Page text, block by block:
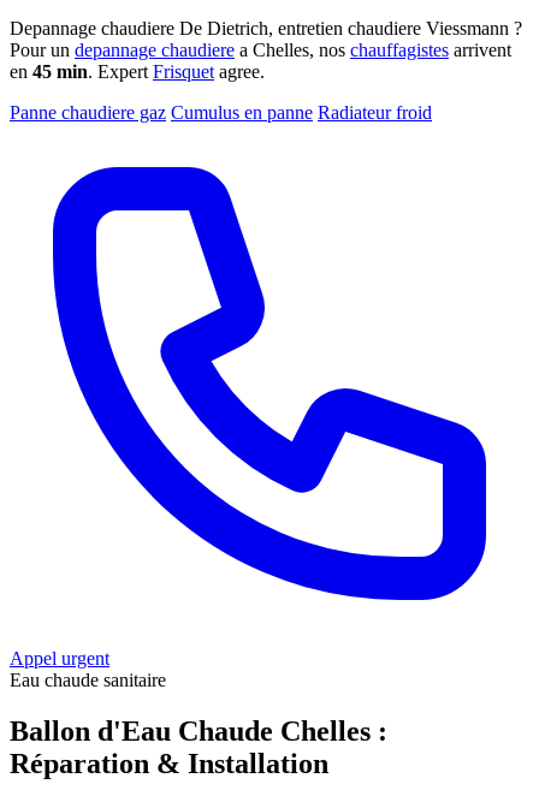
Depannage chaudiere De Dietrich, entretien chaudiere Viessmann ?
Pour un depannage chaudiere a Chelles, nos chauffagistes arrivent
en 45 min. Expert Frisquet agree.
Panne chaudiere gaz Cumulus en panne Radiateur froid
Appel urgent
Eau chaude sanitaire
Ballon d'Eau Chaude Chelles :
Réparation & Installation